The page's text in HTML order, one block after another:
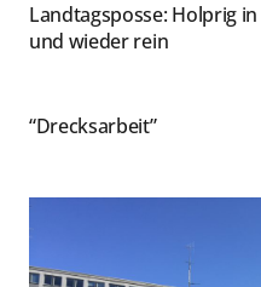
Landtagsposse: Holprig
und wieder rein
“Drecksarbeit”